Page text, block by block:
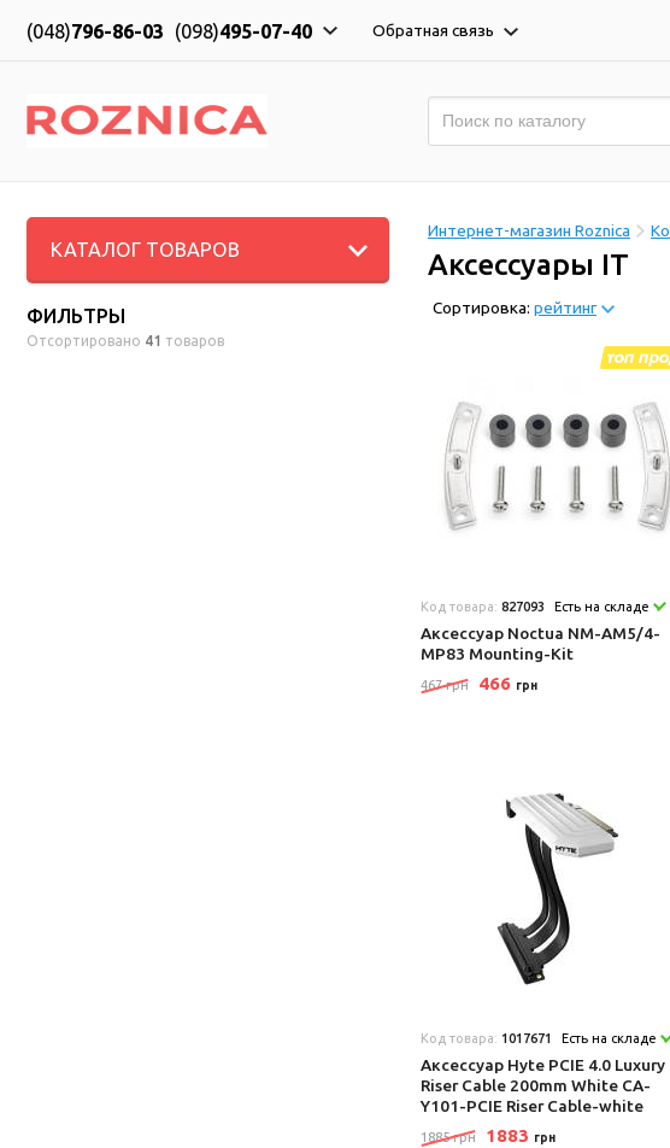
(048)796-86-03 (098)495-07-40 Обратная связь
КАТАЛОГ ТОВАРОВ
ФИЛЬТРЫ
Отсортировано 41 товаров
Интернет-магазин Roznica
Аксеcсуары IT
Сортировка: рейтинг
Код товара: 827093 Есть на складе
Аксеcсуар Noctua NM-AM5/4-
MP83 Mounting-Kit
467 грн 466 грн
Код товара: 1017671 Есть на складе
Аксеcсуар Hyte PCIE 4.0 Luxury
Riser Cable 200mm White CA-
Y101-PCIE Riser Cable-white
1885 грн 1883 грн